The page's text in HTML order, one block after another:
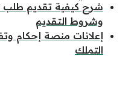
شرح كيفية تقديم طلب
وشروط التقديم
إعلانات منصة إحكام
التملك